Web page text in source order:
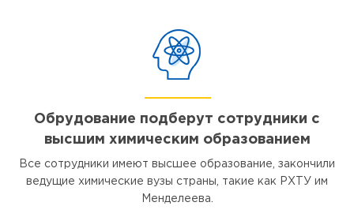
Обрудование подберут сотрудники с
высшим химическим образованием
Все сотрудники имеют высшее образование, закончили
ведущие химические вузы страны, такие как РХТУ им
Менделеева.